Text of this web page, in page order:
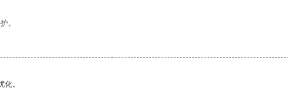
。
。